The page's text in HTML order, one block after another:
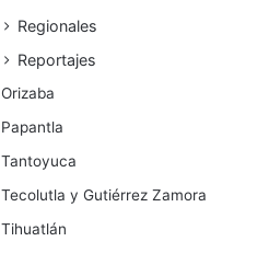
Regionales
Reportajes
Orizaba
Papantla
Tantoyuca
Tecolutla y Gutiérrez Zamora
Tihuatlán